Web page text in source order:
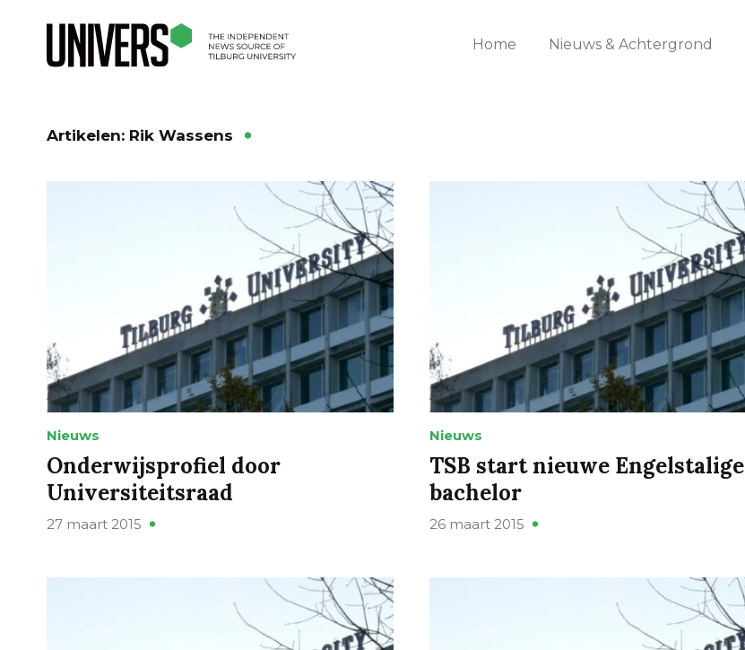
Home Nieuws & Achtergrond
Artikelen: Rik Wassens
Nieuws
Onderwijsprofiel door
Universiteitsraad
27 maart 2015
Nieuws
TSB start nieuwe Engelstalige
bachelor
26 maart 2015